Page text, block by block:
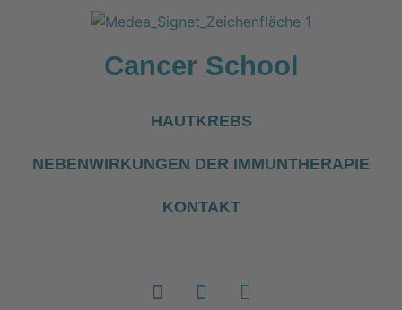
Cancer School
HAUTKREBS
NEBENWIRKUNGEN DER IMMUNTHERAPIE
KONTAKT